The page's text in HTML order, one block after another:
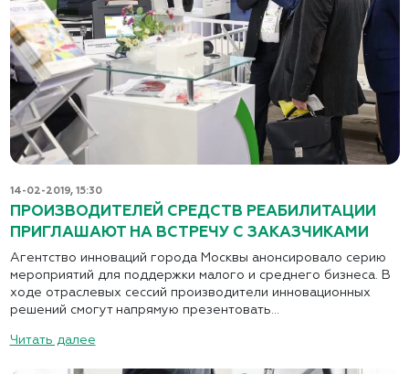
14-02-2019, 15:30
ПРОИЗВОДИТЕЛЕЙ СРЕДСТВ РЕАБИЛИТАЦИИ
ПРИГЛАШАЮТ НА ВСТРЕЧУ С ЗАКАЗЧИКАМИ
Агентство инноваций города Москвы анонсировало серию
мероприятий для поддержки малого и среднего бизнеса. В
ходе отраслевых сессий производители инновационных
решений смогут напрямую презентовать...
Читать далее